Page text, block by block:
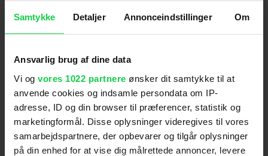
Samtykke Detaljer Annonceindstillinger Om
Ansvarlig brug af dine data
Vi og vores 1022 partnere ønsker dit samtykke til at
anvende cookies og indsamle persondata om IP-
adresse, ID og din browser til præferencer, statistik og
marketingformål. Disse oplysninger videregives til vores
samarbejdspartnere, der opbevarer og tilgår oplysninger
på din enhed for at vise dig målrettede annoncer, levere
5)
Jyllands-Posten
Historien, som ellers er vild og rå nok, chokerer ingen